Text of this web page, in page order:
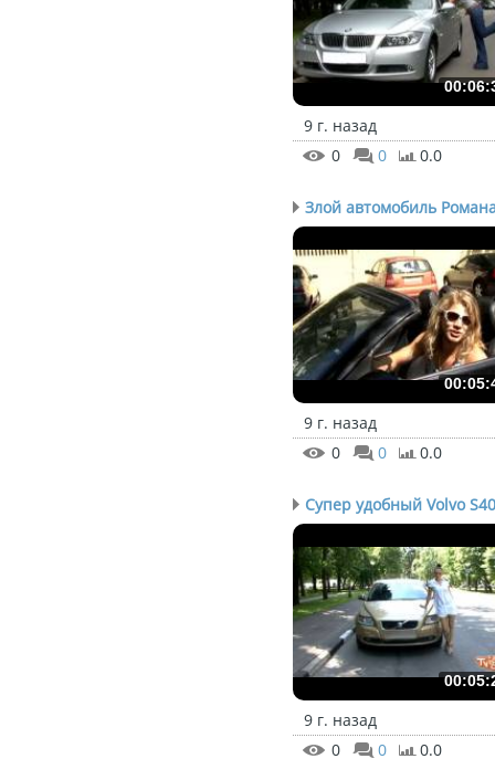
9 г. назад
0
0 0.0
Злой автомобиль
9 г. назад
0
0 0.0
Супер удобный Volvo
9 г. назад
0
0 0.0